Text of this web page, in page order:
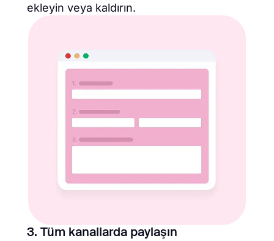
ekleyin veya kaldırın.
3. Tüm kanallarda paylaşın